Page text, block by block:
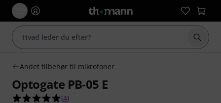
Start
Andet tilbehør til mikrofoner
Optogate PB-05 E
5.0 ud af 5 stjerner fra 4 kundebedømmelser
(4)